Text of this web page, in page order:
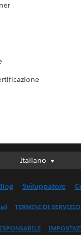
Italiano
Italiano
English (UK)
Français (Canada)
Sviluppatore
TERMINI DI SERVIZIO